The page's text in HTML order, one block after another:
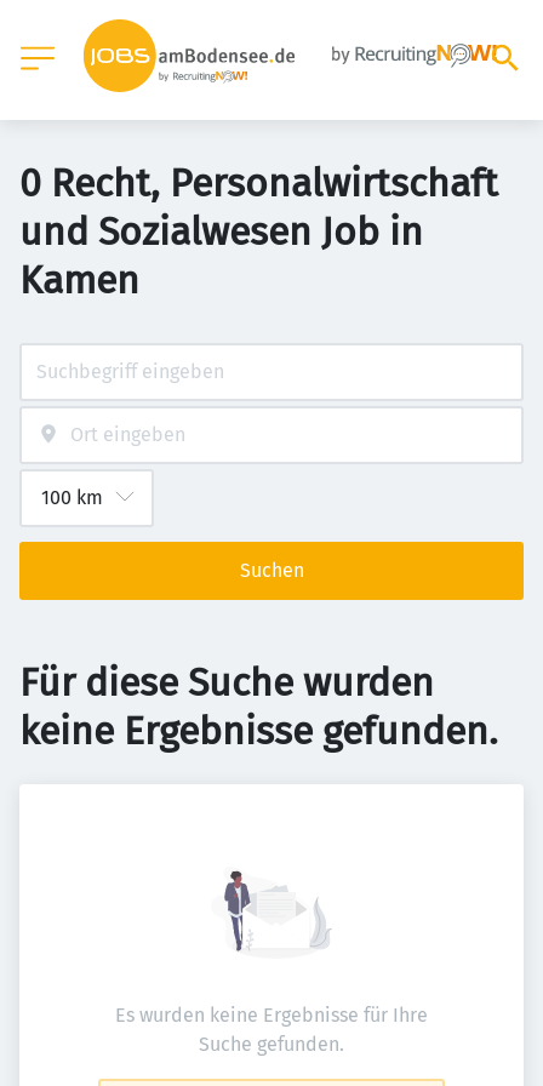
0 Recht, Personalwirtschaft
und Sozialwesen Job in
Kamen
Suchen
Für diese Suche wurden
keine Ergebnisse gefunden.
Es wurden keine Ergebnisse für Ihre
Suche gefunden.